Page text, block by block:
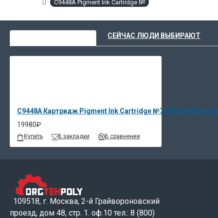
C9448A Pigment Ink Cartridge №
СЕЙЧАС ЛЮДИ ВЫБИРАЮТ
C9448A Картридж Pigment Ink Cartridge №70 Matte Black
19980₽
Купить В закладки В сравнение
109518, г. Москва, 2-й Грайвороновский
проезд, дом 48, стр. 1. оф.10 тел.: 8 (800)